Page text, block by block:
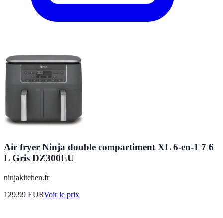
Air fryer Ninja double compartiment XL 6-en-1 7 6
L Gris DZ300EU
ninjakitchen.fr
129.99 EURVoir le prix